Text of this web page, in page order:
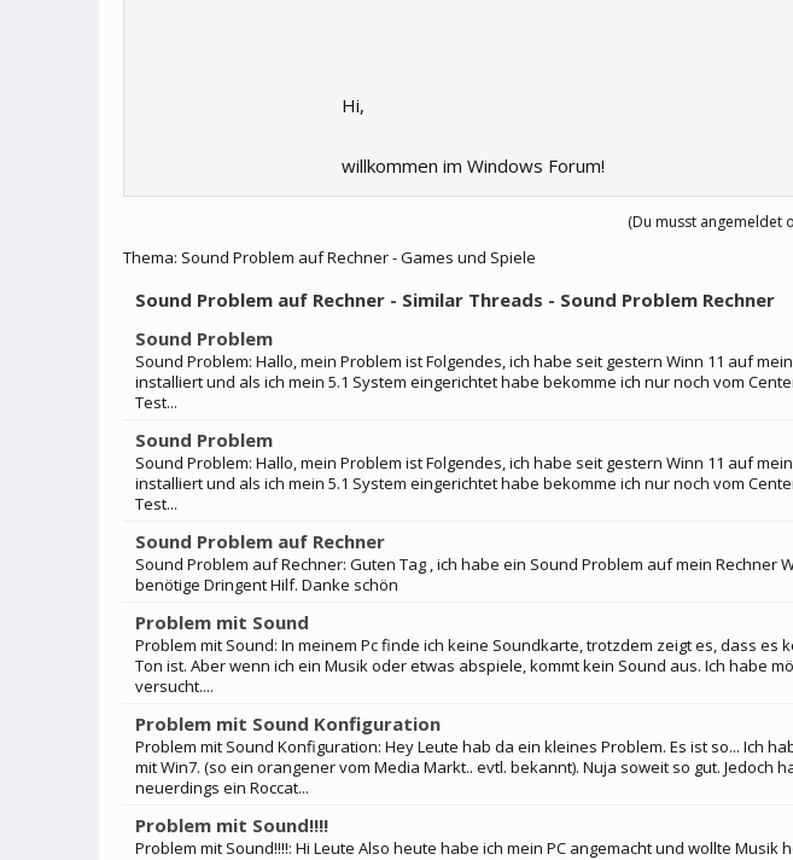
Hi,
willkommen im Windows Forum!
(Du musst angemeldet
Thema: Sound Problem auf Rechner - Games und Spiele
Sound Problem auf Rechner - Similar Threads - Sound Problem Rechner
Sound Problem
Sound Problem: Hallo, mein Problem ist Folgendes, ich habe seit gestern Winn 11 auf
installiert und als ich mein 5.1 System eingerichtet habe bekomme ich nur noch vom
Test...
Sound Problem
Sound Problem: Hallo, mein Problem ist Folgendes, ich habe seit gestern Winn 11 auf
installiert und als ich mein 5.1 System eingerichtet habe bekomme ich nur noch vom
Test...
Sound Problem auf Rechner
Sound Problem auf Rechner: Guten Tag , ich habe ein Sound Problem auf mein Rechner
benötige Dringent Hilf. Danke schön
Problem mit Sound
Problem mit Sound: In meinem Pc finde ich keine Soundkarte, trotzdem zeigt es, dass es
Ton ist. Aber wenn ich ein Musik oder etwas abspiele, kommt kein Sound aus. Ich habe
versucht....
Problem mit Sound Konfiguration
Problem mit Sound Konfiguration: Hey Leute hab da ein kleines Problem. Es ist so... Ich
mit Win7. (so ein orangener vom Media Markt.. evtl. bekannt). Nuja soweit so gut. Jedoch
neuerdings ein Roccat...
Problem mit Sound!!!!
Problem mit Sound!!!!: Hi Leute Also heute habe ich mein PC angemacht und wollte Musik